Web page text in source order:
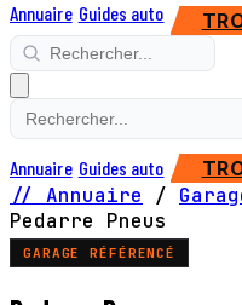
Annuaire Guides auto
Annuaire Guides auto
// Annuaire /
Pedarre Pneus
GARAGE RÉFÉRENCÉ